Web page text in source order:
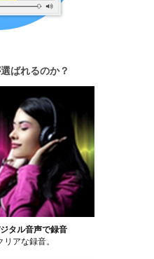
ばれるのか？
タル音声で録音
アな録音。